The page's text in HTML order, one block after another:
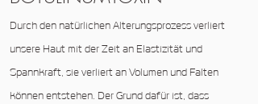
Durch den natürlichen Alterungsprozess verliert
unsere Haut mit der Zeit an Elastizität und
Spannkraft, sie verliert an Volumen und Falten
können entstehen. Der Grund dafür ist, dass